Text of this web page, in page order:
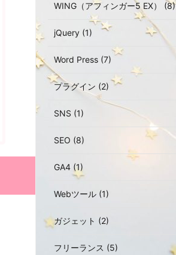
WING（アフィンガー5 EX） (8)
jQuery (1)
Word Press (7)
プラグイン (2)
SNS (1)
SEO (8)
GA4 (1)
Webツール (1)
ガジェット (2)
フリーランス (5)